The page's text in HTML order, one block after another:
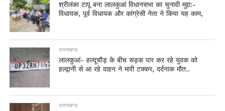
श्रीलंका टापू बना लालकुआं विधानसभा का चुनावी मुद्दा:-
विधायक, पूर्व विधायक और कांग्रेसी नेता ने किया यह काम,
उत्तराखण्ड
लालकुआं- हल्दूचौड़ के बीच सड़क पार कर रहे युवक को
हल्द्वानी से आ रहे वाहन ने मारी टक्कर, दर्दनाक मौत..
उत्तराखण्ड